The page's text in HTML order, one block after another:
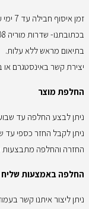
זמן איסוף חבילה עד 7 ימי עסקים מרגע ההזמנה
בכתובתנו- שדרות מוריה 108, חיפה
בתיאום מראש ללא עלות.
יצירת קשר באינסטגרם או
החלפת מוצר
ניתן לבצע החלפה עד
ניתן לקבל החזר כספי
החזרה והחלפה מתבצעות
החלפה באמצעות שליח
ניתן ליצור איתנו קשר